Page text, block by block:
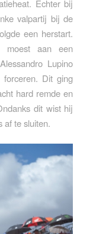
Echter bij
valpartij bij de
een herstart.
moest aan een
Lupino
forceren. Dit ging
hard remde en
dit wist hij
af te sluiten.